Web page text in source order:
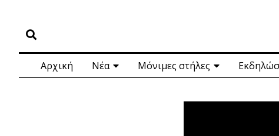
Αρχική Νέα Μόνιμες στήλες